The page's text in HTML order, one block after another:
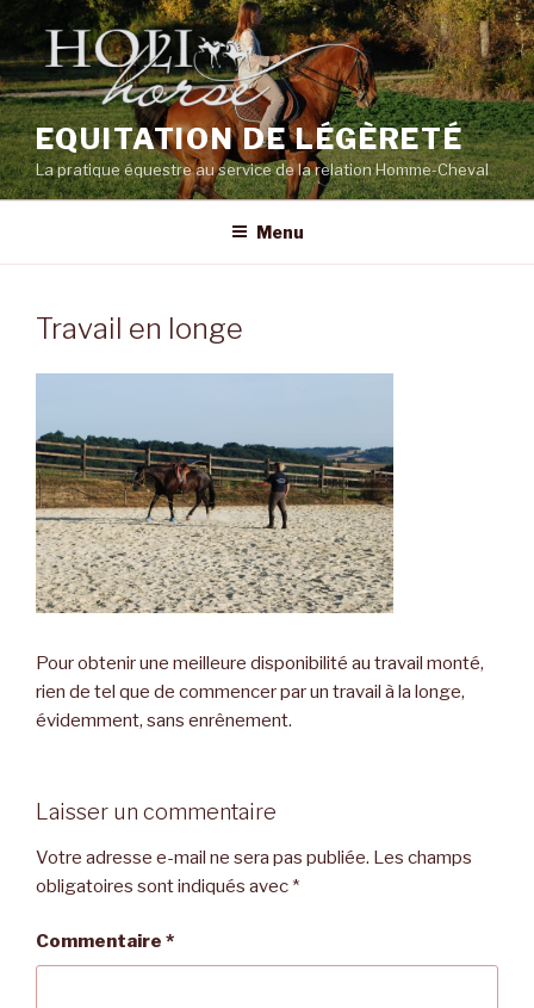
contenu
principal
EQUITATION DE LÉGÈRETÉ
La pratique équestre au service de la relation Homme-Cheval
Menu
Travail en longe
Pour obtenir une meilleure disponibilité au travail monté,
rien de tel que de commencer par un travail à la longe,
évidemment, sans enrênement.
Laisser un commentaire
Votre adresse e-mail ne sera pas publiée. Les champs
obligatoires sont indiqués avec *
Commentaire *